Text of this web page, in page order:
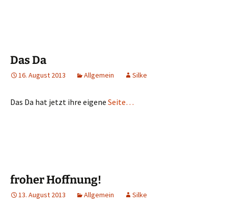
Das Da
16. August 2013 Allgemein Silke
Das Da hat jetzt ihre eigene Seite…
froher Hoffnung!
13. August 2013 Allgemein Silke